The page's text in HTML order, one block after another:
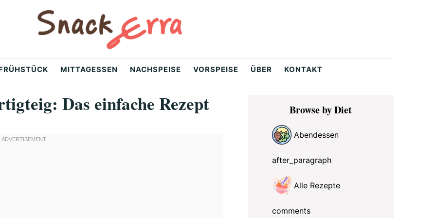
MITTAGESSEN NACHSPEISE VORSPEISE ÜBER KONTAKT
Das einfache Rezept Primary
SidebarBrowse by Diet
Abendessen
after_paragraph
Alle Rezepte
comments